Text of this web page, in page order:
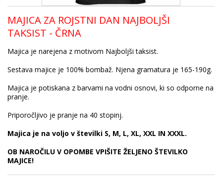
MAJICA ZA ROJSTNI DAN NAJBOLJŠI
TAKSIST - ČRNA
Majica je narejena z motivom Najboljši taksist.
Sestava majice je 100% bombaž. Njena gramatura je 165-190g.
Majica je potiskana z barvami na vodni osnovi, ki so odporne na
pranje.
Priporočljivo je pranje na 40 stopinj.
Majica je na voljo v številki S, M, L, XL, XXL IN XXXL.
OB NAROČILU V OPOMBE VPIŠITE ŽELJENO ŠTEVILKO
MAJICE!